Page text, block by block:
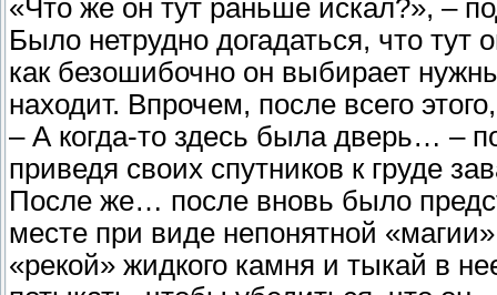
«Что же он тут раньше искал?», –
Было нетрудно догадаться, что тут
как безошибочно он выбирает
находит. Впрочем, после всего
– А когда-то здесь была дверь… –
приведя своих спутников к груде
После же… после вновь было
месте при виде непонятной
«рекой» жидкого камня и тыкай в